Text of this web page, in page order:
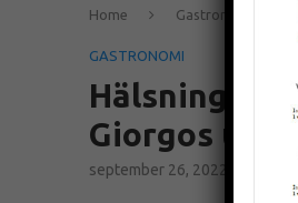
Home Gastronomi
GASTRONOMI
Hälsning
Giorgos
september 26, 2022